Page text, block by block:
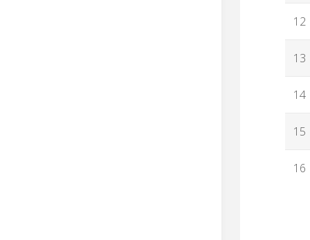
12
13
14
15
16